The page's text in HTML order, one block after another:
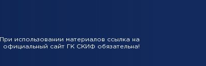
При использовании материалов ссылка на
официальный сайт ГК СКИФ обязательна!